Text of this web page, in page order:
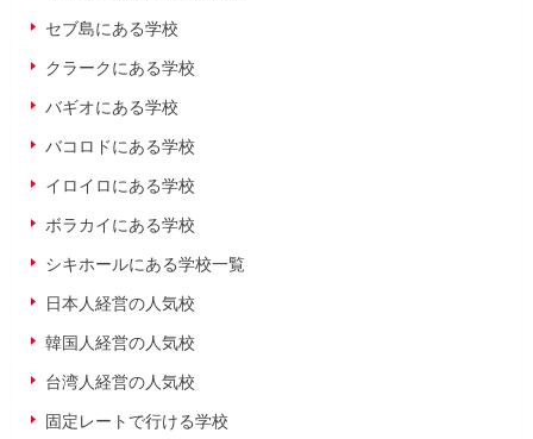
セブ島にある学校
クラークにある学校
バギオにある学校
バコロドにある学校
イロイロにある学校
ボラカイにある学校
シキホールにある学校一覧
日本人経営の人気校
韓国人経営の人気校
台湾人経営の人気校
固定レートで行ける学校